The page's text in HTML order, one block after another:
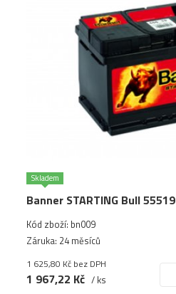
Skladem
Banner STARTING Bull 55519
Kód zboží: bn009
Záruka: 24 měsíců
1 625,80 Kč bez DPH
1 967,22 Kč / ks